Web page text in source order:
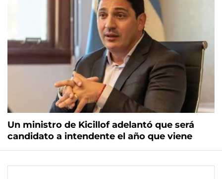
Un ministro de Kicillof adelantó que será
candidato a intendente el año que viene